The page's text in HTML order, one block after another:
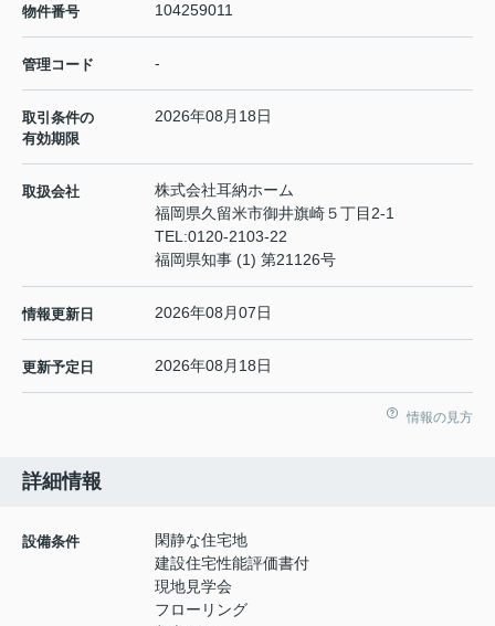
物件番号 104259011
管理コード -
取引条件の
有効期限
2026年08月18日
取扱会社
株式会社耳納ホーム
福岡県久留米市御井旗崎５丁目2-1
TEL:0120-2103-22
福岡県知事 (1) 第21126号
情報更新日 2026年08月07日
更新予定日 2026年08月18日
情報の見方
詳細情報
設備条件
閑静な住宅地
建設住宅性能評価書付
現地見学会
フローリング